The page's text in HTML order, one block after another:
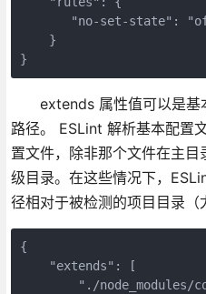
"no-set-state":
    }
}
extends 属性值可以是基
路径。 ESLint 解析基本配置
置文件，除非那个文件在主
级目录。在这些情况下，
径相对于被检测的项目目录（
{
    "extends": [
"./node_modules/